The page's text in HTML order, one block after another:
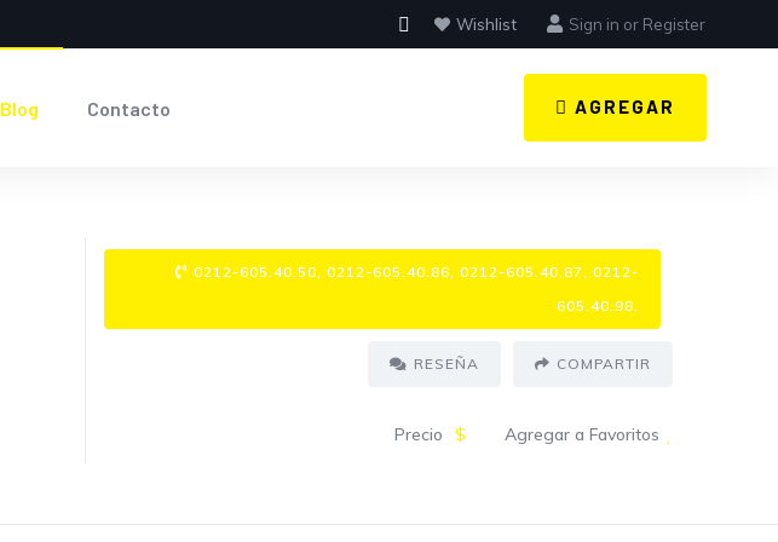
Wishlist Sign in or Register
Blog Contacto AGREGAR
0212-605.40.50, 0212-605.40.86, 0212-605.40.87, 0212-
605.40.98.
RESEÑA COMPARTIR
Precio $ Agregar a Favoritos